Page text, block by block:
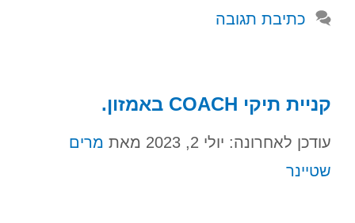
כתיבת תגובה
קניית תיקי COACH באמזון.
עודכן לאחרונה: יולי 2, 2023 מאת מרים
שטיינר